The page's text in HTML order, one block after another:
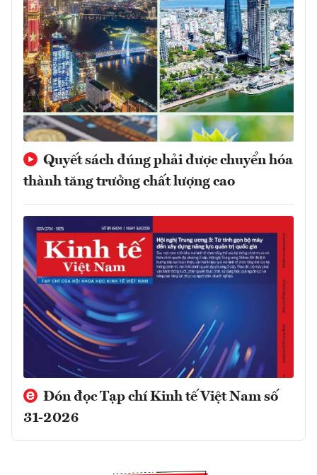
Quyết sách đúng phải được chuyển hóa
thành tăng trưởng chất lượng cao
Đón đọc Tạp chí Kinh tế Việt Nam số
31-2026